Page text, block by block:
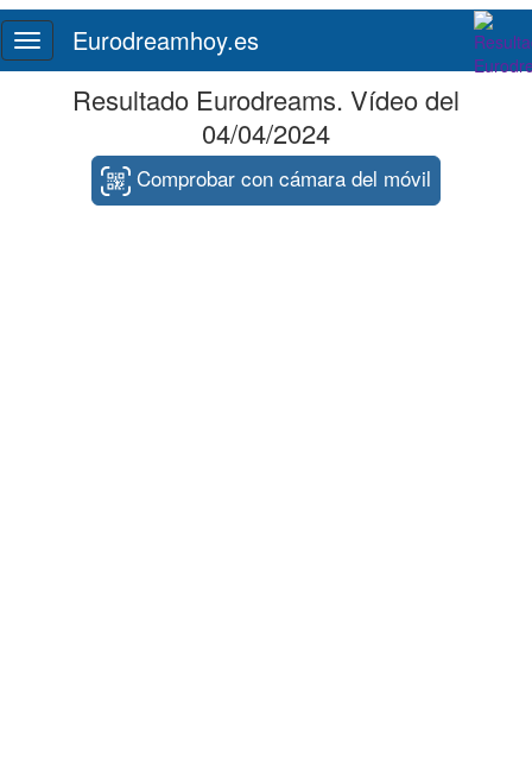
Toggle
navigation
Eurodreamhoy.es
Resultado Eurodreams. Vídeo del
04/04/2024
Comprobar con cámara del móvil